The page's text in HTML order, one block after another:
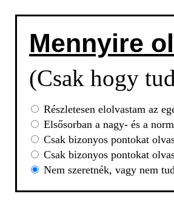
Mennyire
(Csak hogy
Részletesen elolvastam az
Elsősorban a nagy- és a
Csak bizonyos pontokat
Csak bizonyos pontokat
Nem szeretnék, vagy nem